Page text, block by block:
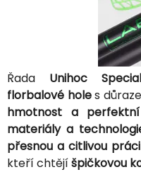
Řada Unihoc
florbalové holes
hmotnost a
materiály a
přesnou a citlivou
kteří chtějíšpičkovou